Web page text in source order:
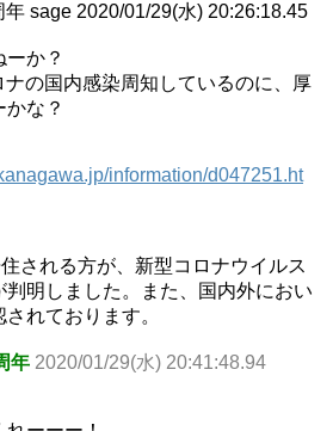
sage 2020/01/29(水) 20:26:18.45
か？
の国内感染周知しているのに、厚
な？
information/d047251.ht
される方が、新型コロナウイルス
明しました。また、国内外におい
れております。
年 2020/01/29(水) 20:41:48.94